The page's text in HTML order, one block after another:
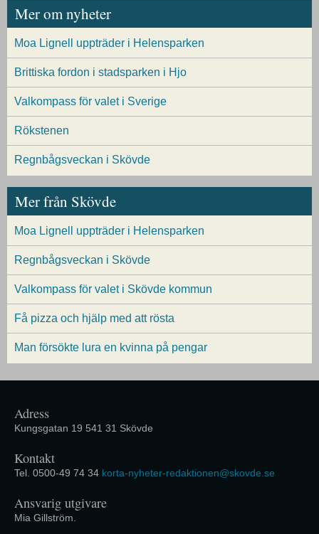
Mer om nyheter
Moa Lignell uppträder i Helensparken
Brittiska fordon i stadsparken i Hjo
Valkompass för valet i Sverige
Rökstenen
Regnbågsveckan i Skövde
Mer från Skövde
Moa Lignell uppträder i Helensparken
Regnbågsveckan i Skövde
Valkompass för valet i Skövde kommun
Få pizza och hjälp med att rösta
Man försökte lura en kvinna på pengar
Adress
Kungsgatan 19 541 31 Skövde
Kontakt
Tel. 0500-49 74 34 korta-nyheter-redaktionen@skovde.se
Ansvarig utgivare
Mia Gillström.